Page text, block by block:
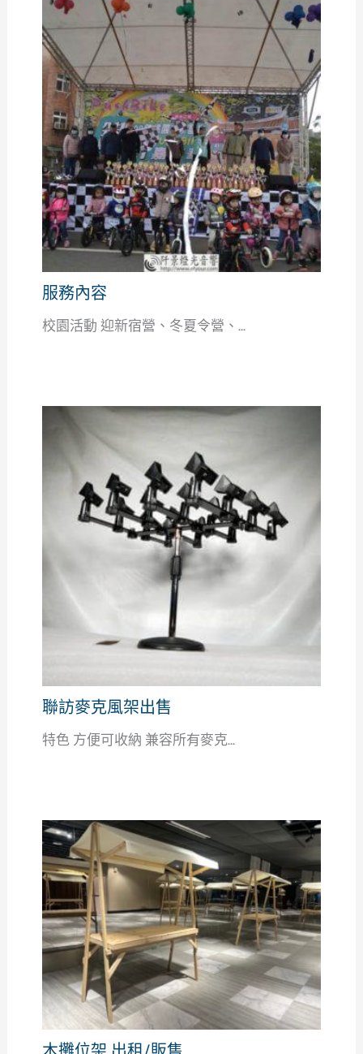
服務內容
校園活動 迎新宿營、冬夏令營、...
聯訪麥克風架出售
特色 方便可收納 兼容所有麥克...